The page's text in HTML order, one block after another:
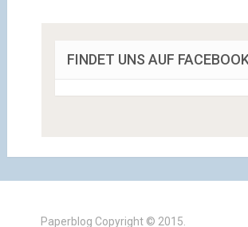
FINDET UNS AUF
Paperblog Copyright © 2015.